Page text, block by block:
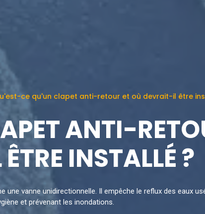
ce qu'un clapet anti-retour et où devrait-il être
ANTI-
INSTALLÉ ?
vanne unidirectionnelle. Il empêche le reflux des eaux
et prévenant les inondations.